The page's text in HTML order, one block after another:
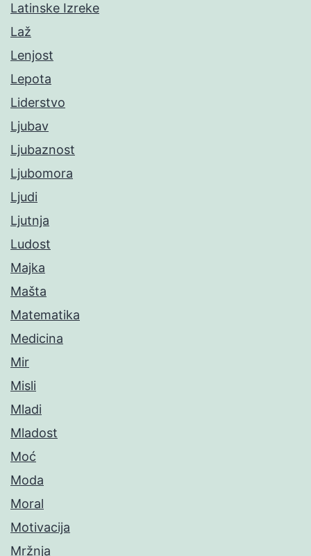
Latinske Izreke
Laž
Lenjost
Lepota
Liderstvo
Ljubav
Ljubaznost
Ljubomora
Ljudi
Ljutnja
Ludost
Majka
Mašta
Matematika
Medicina
Mir
Misli
Mladi
Mladost
Moć
Moda
Moral
Motivacija
Mržnja